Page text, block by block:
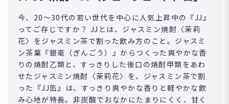
今、20～30代の若い世代を中心に人気上昇中の『JJ』
ってご存じですか？ JJとは、ジャスミン焼酎〈茉莉
花〉をジャスミン茶で割った飲み方のこと。ジャスミ
ン茶葉『銀毫（ぎんごう）』からつくった爽やかな香
りの焼酎乙類と、すっきりした後口の焼酎甲類をあわ
せたジャスミン焼酎〈茉莉花〉を、ジャスミン茶で割
った『JJ缶』は、すっきり爽やかな香りと軽やかな飲
み心地が特長。非炭酸でおなかにたまりにくく、甘く